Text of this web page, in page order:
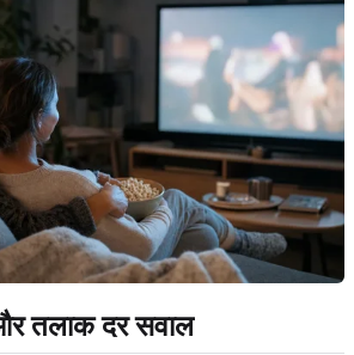
तलाक दर सवाल